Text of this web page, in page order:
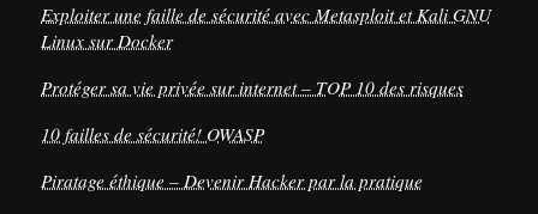
Exploiter une faille de sécurité avec Metasploit et Kali GNU
Linux sur Docker
Protéger sa vie privée sur internet – TOP 10 des risques
10 failles de sécurité! OWASP
Piratage éthique – Devenir Hacker par la pratique